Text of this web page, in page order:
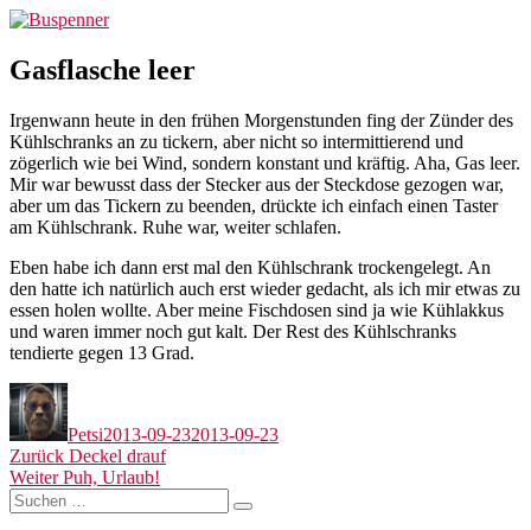
Zum
springen
Gasflasche leer
Irgenwann heute in den frühen Morgenstunden fing der Zünder des
Kühlschranks an zu tickern, aber nicht so intermittierend und
zögerlich wie bei Wind, sondern konstant und kräftig. Aha, Gas leer.
Mir war bewusst dass der Stecker aus der Steckdose gezogen war,
aber um das Tickern zu beenden, drückte ich einfach einen Taster
am Kühlschrank. Ruhe war, weiter schlafen.
Eben habe ich dann erst mal den Kühlschrank trockengelegt. An
den hatte ich natürlich auch erst wieder gedacht, als ich mir etwas zu
essen holen wollte. Aber meine Fischdosen sind ja wie Kühlakkus
und waren immer noch gut kalt. Der Rest des Kühlschranks
tendierte gegen 13 Grad.
Autor
Petsi2013-09-232013-09-23
Beitragsnavigation
Zurück Vorheriger
Beitrag:
Deckel drauf
Weiter Nächster
Beitrag:
Puh, Urlaub!
Suchen
nach:
Suchen